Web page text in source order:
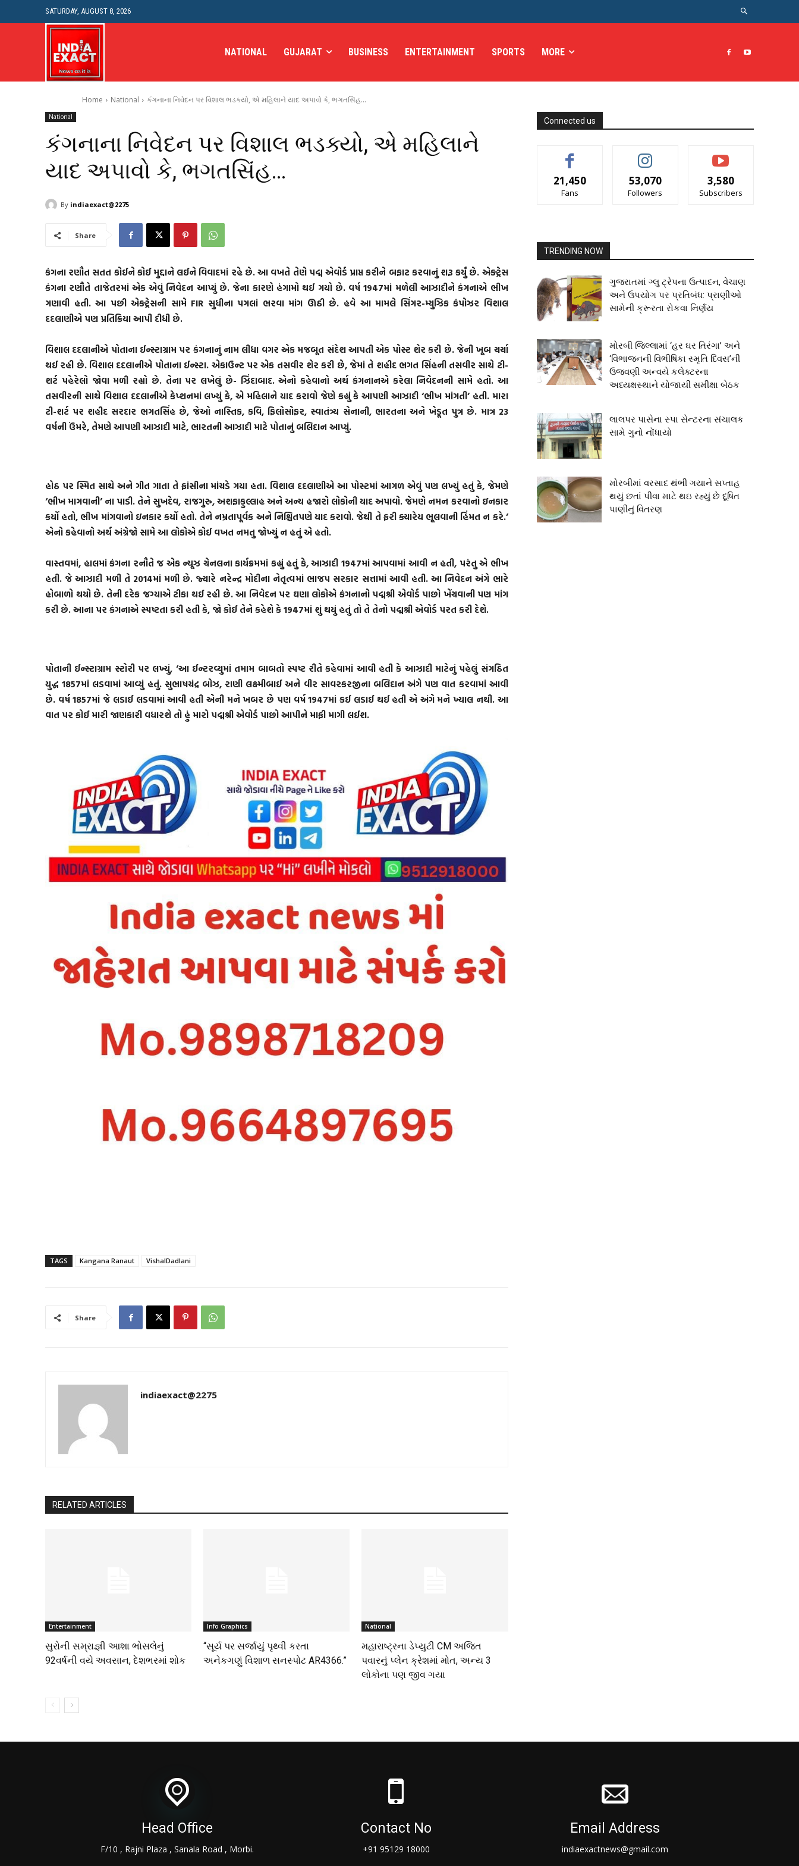
SATURDAY, AUGUST 8, 2026
NATIONAL GUJARAT BUSINESS ENTERTAINMENT SPORTS MORE
Home National કંગનાના નિવેદન પર વિશાલ ભડક્યો, એ મહિલાને યાદ અપાવો કે, ભગતસિંહ...
National
કંગનાના નિવેદન પર વિશાલ ભડક્યો, એ મહિલાને
યાદ અપાવો કે, ભગતસિંહ…
By indiaexact@2275
Share
કંગના રણૌત સતત કોઈને કોઈ મુદ્દાને લઈને વિવાદમાં રહે છે. આ વખતે તેણે પદ્મ એવોર્ડ પ્રાપ્ત કરીને બફાટ કરવાનું શરૂ કર્યું છે. એક્ટ્રેસ
કંગના રણૌતે તાજેતરમાં એક એવું નિવેદન આપ્યું છે. જેના કારણે હંગામો થઈ ગયો છે. વર્ષ 1947માં મળેલી આઝાદીને કંગનાએ ભીખ
ગણાવી હતી. આ પછી એક્ટ્રેસની સામે FIR સુધીના પગલાં ભરવા માંગ ઊઠી છે. હવે આ મામલે સિંગર-મ્યુઝિક કંપોઝર વિશાલ
દદલાણીએ પણ પ્રતિક્રિયા આપી દીધી છે.
વિશાલ દદલાનીએ પોતાના ઈન્સ્ટાગ્રામ પર કંગનાનું નામ લીધા વગર એક મજબૂત સંદેશ આપતી એક પોસ્ટ શેર કરી છે. જેની ખૂબ ચર્ચા
થઈ રહી છે. વિશાલ દદલાનીએ પોતાના ઈન્સ્ટા. એકાઉન્ટ પર એક તસવીર શેર કરી છે, જેમાં તે શહીદ ભગત સિંહની તસવીર સાથે ટી-
શર્ટ પહેરેલો જોવા મળી રહ્યો છે. તેના પર લખેલું છે- ઝિંદાબાદ. એનો કહેવાનો અર્થ કંગનાનએ કરેલા નિવેદનની સામે હતો. આ
તસવીરની સાથે વિશાલ દદલાનીએ કેપ્શનમાં લખ્યું કે, એ મહિલાને યાદ કરાવો જેણે કહ્યું કે આપણી આઝાદી ‘ભીખ માંગતી’ હતી. મારા
ટી-શર્ટ પર શહીદ સરદાર ભગતસિંહ છે, જેઓ નાસ્તિક, કવિ, ફિલોસોફર, સ્વાતંત્ર્ય સેનાની, ભારતના અને ખેડૂત પુત્ર છે. માત્ર 23
વર્ષની ઉંમરે, તેમણે આપણી આઝાદી માટે, ભારતની આઝાદી માટે પોતાનું બલિદાન આપ્યું.
હોઠ પર સ્મિત સાથે અને ગીત ગાતા તે ફાંસીના માંચડે ગયા હતા. વિશાલ દદલાણીએ આ પોસ્ટમાં આગળ એવું પણ લખ્યું હતું કે, જેમણે
‘ભીખ માગવાની’ ના પાડી. તેને સુખદેવ, રાજગુરુ, અશફાકુલ્લાહ અને અન્ય હજારો લોકોની યાદ અપાવો. જેમણે નમન કરવાનો ઇનકાર
કર્યો હતો, ભીખ માંગવાનો ઇનકાર કર્યો હતો. તેને નમ્રતાપૂર્વક અને નિશ્ચિતપણે યાદ કરાવો. જેથી તે ફરી ક્યારેય ભૂલવાની હિંમત ન કરે.’
એનો કહેવાનો અર્થ અંગ્રેજો સામે આ લોકોએ કોઈ વખત નમતુ જોખ્યું ન હતું એ હતો.
વાસ્તવમાં, હાલમાં કંગના રનૌતે જ એક ન્યૂઝ ચેનલના કાર્યક્રમમાં કહ્યું હતું કે, આઝાદી 1947માં આપવામાં આવી ન હતી, પરંતુ એ ભીખ
હતી. જે આઝાદી મળી તે 2014માં મળી છે. જ્યારે નરેન્દ્ર મોદીના નેતૃત્વમાં ભાજપ સરકાર સત્તામાં આવી હતી. આ નિવેદન અંગે ભારે
હોબાળો થયો છે. તેની દરેક જગ્યાએ ટીકા થઈ રહી છે. આ નિવેદન પર ઘણા લોકોએ કંગનાનો પદ્મશ્રી એવોર્ડ પાછો ખેંચવાની પણ માંગ
કરી છે. આના પર કંગનાએ સ્પષ્ટતા કરી હતી કે, જો કોઈ તેને કહેશે કે 1947માં શું થયું હતું તો તે તેનો પદ્મશ્રી એવોર્ડ પરત કરી દેશે.
પોતાની ઈન્સ્ટાગ્રામ સ્ટોરી પર લખ્યું, ‘આ ઈન્ટરવ્યુમાં તમામ બાબતો સ્પષ્ટ રીતે કહેવામાં આવી હતી કે આઝાદી માટેનું પહેલું સંગઠિત
યુદ્ધ 1857માં લડવામાં આવ્યું હતું. સુભાષચંદ્ર બોઝ, રાણી લક્ષ્મીબાઈ અને વીર સાવરકરજીના બલિદાન અંગે પણ વાત કરવામાં આવી
છે. વર્ષ 1857માં જે લડાઈ લડવામાં આવી હતી એની મને ખબર છે પણ વર્ષ 1947માં કઈ લડાઈ થઈ હતી એ અંગે મને ખ્યાલ નથી. આ
વાત પર કોઈ મારી જાણકારી વધારશે તો હું મારો પદ્મશ્રી એવોર્ડ પાછો આપીને માફી માગી લઈશ.
TAGS Kangana Ranaut VishalDadlani
Share
indiaexact@2275
RELATED ARTICLES
Entertainment
સુરોની સમ્રાજ્ઞી આશા ભોસલેનું
92વર્ષની વયે અવસાન, દેશભરમાં શોક
Info Graphics
“સૂર્ય પર સર્જાયું પૃથ્વી કરતા
અનેકગણું વિશાળ સનસ્પોટ AR4366.”
National
મહારાષ્ટ્રના ડેપ્યુટી CM અજિત
પવારનું પ્લેન ક્રેશમાં મોત, અન્ય 3
લોકોના પણ જીવ ગયા
Connected us
21,450
Fans
53,070
Followers
3,580
Subscribers
TRENDING NOW
ગુજરાતમાં ગ્લુ ટ્રેપના ઉત્પાદન, વેચાણ
અને ઉપયોગ પર પ્રતિબંધ: પ્રાણીઓ
સામેની ક્રૂરતા રોકવા નિર્ણય
મોરબી જિલ્લામાં ‘હર ઘર તિરંગા’ અને
‘વિભાજનની વિભીષિકા સ્મૃતિ દિવસ’ની
ઉજવણી અન્વયે કલેક્ટરના
અધ્યક્ષસ્થાને યોજાયી સમીક્ષા બેઠક
લાલપર પાસેના સ્પા સેન્ટરના સંચાલક
સામે ગુનો નોંધાયો
મોરબીમાં વરસાદ થંભી ગયાને સપ્તાહ
થયું છતાં પીવા માટે થઇ રહ્યું છે દૂષિત
પાણીનું વિતરણ
Head Office
F/10 , Rajni Plaza , Sanala Road , Morbi.
Contact No
+91 95129 18000
Email Address
indiaexactnews@gmail.com